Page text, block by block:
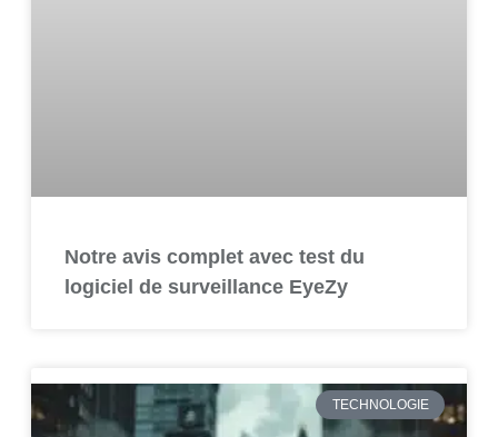
Notre avis complet avec test du
logiciel de surveillance EyeZy
TECHNOLOGIE